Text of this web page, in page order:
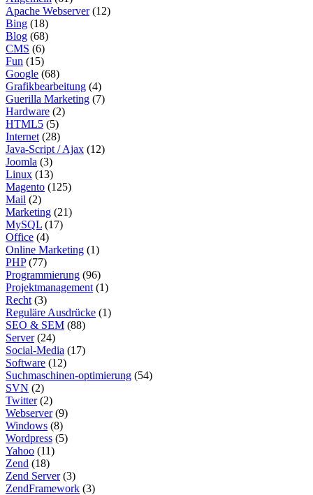
Apache Webserver(12)
Bing (18)
Blog (68)
CMS (6)
Fun (15)
Google (68)
Grafikbearbeitung (4)
Guerilla Marketing (7)
Hardware (2)
HTML5 (5)
Internet (28)
Java-Script / Ajax (12)
Joomla (3)
Linux (13)
Magento (125)
Mail (2)
Marketing (21)
MySQL (17)
Office (4)
Online Marketing (1)
PHP(77)
Programmierung (96)
Projektmanagement (1)
Recht (3)
Reguläre Ausdrücke (1)
SEO & SEM (88)
Server(24)
Social-Media (17)
Software (12)
Suchmaschinen-optimierung (54)
SVN (2)
Twitter(2)
Webserver(9)
Windows (8)
Wordpress (5)
Yahoo (11)
Zend (18)
Zend Server(3)
ZendFramework (3)